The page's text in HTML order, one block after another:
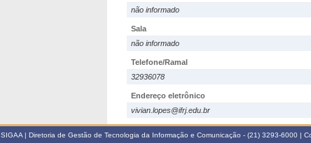
não informado
Sala
não informado
Telefone/Ramal
32936078
Endereço eletrônico
vivian.lopes@ifrj.edu.br
SIGAA | Diretoria de Gestão de Tecnologia da Informação e Comunicação - (21) 3293-6000 |